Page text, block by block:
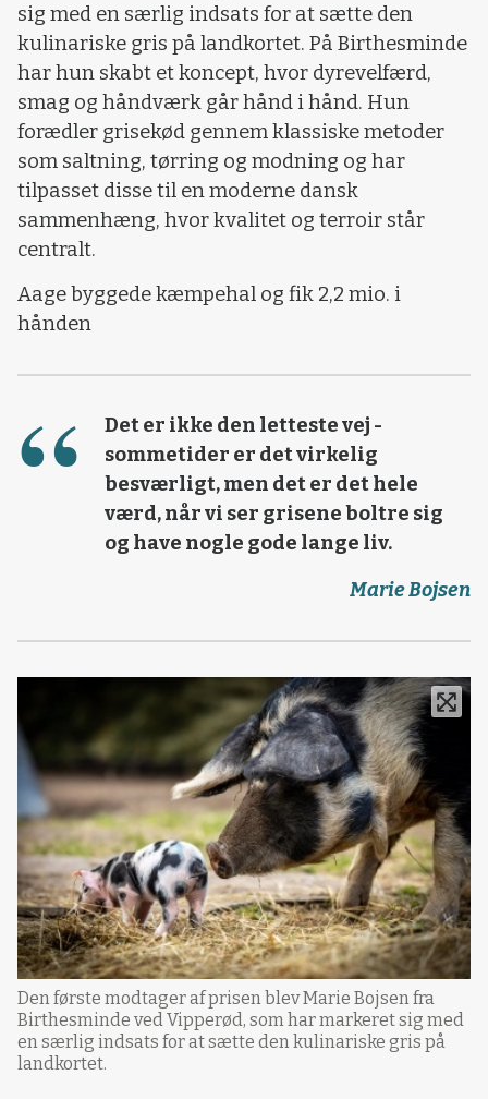
sig med en særlig indsats for at sætte den
kulinariske gris på landkortet. På Birthesminde
har hun skabt et koncept, hvor dyrevelfærd,
smag og håndværk går hånd i hånd. Hun
forædler grisekød gennem klassiske metoder
som saltning, tørring og modning og har
tilpasset disse til en moderne dansk
sammenhæng, hvor kvalitet og terroir står
centralt.
Aage byggede kæmpehal og fik 2,2 mio. i
hånden
Det er ikke den letteste vej -
sommetider er det virkelig
besværligt, men det er det hele
værd, når vi ser grisene boltre sig
og have nogle gode lange liv.
Marie Bojsen
Den første modtager af prisen blev Marie Bojsen fra
Birthesminde ved Vipperød, som har markeret sig med
en særlig indsats for at sætte den kulinariske gris på
landkortet.